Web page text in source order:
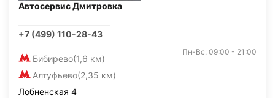
Автосервис Дмитровка
+7 (499) 110-28-43
Бибирево(1,6 км)
Алтуфьево(2,35 км)
Пн-Вс: 09:00 - 21:00
Лобненская 4